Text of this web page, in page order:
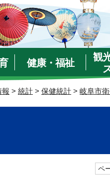
健康・福祉
観
報 > 統計 > 保健統計 > 岐阜市
ペ